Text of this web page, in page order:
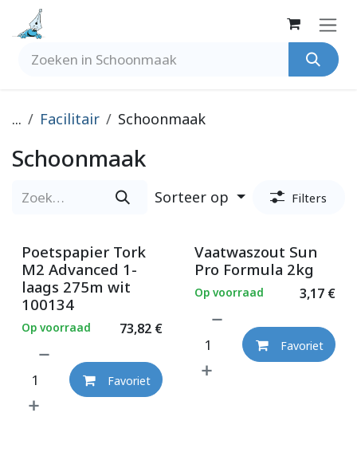
Overslaan naar inhoud
... Facilitair Schoonmaak
Schoonmaak
Sorteer op Filters
Poetspapier Tork
M2 Advanced 1-
laags 275m wit
100134
73,82€
Op voorraad
Favoriet
Vaatwaszout Sun
Pro Formula 2kg
3,17€
Op voorraad
Favoriet